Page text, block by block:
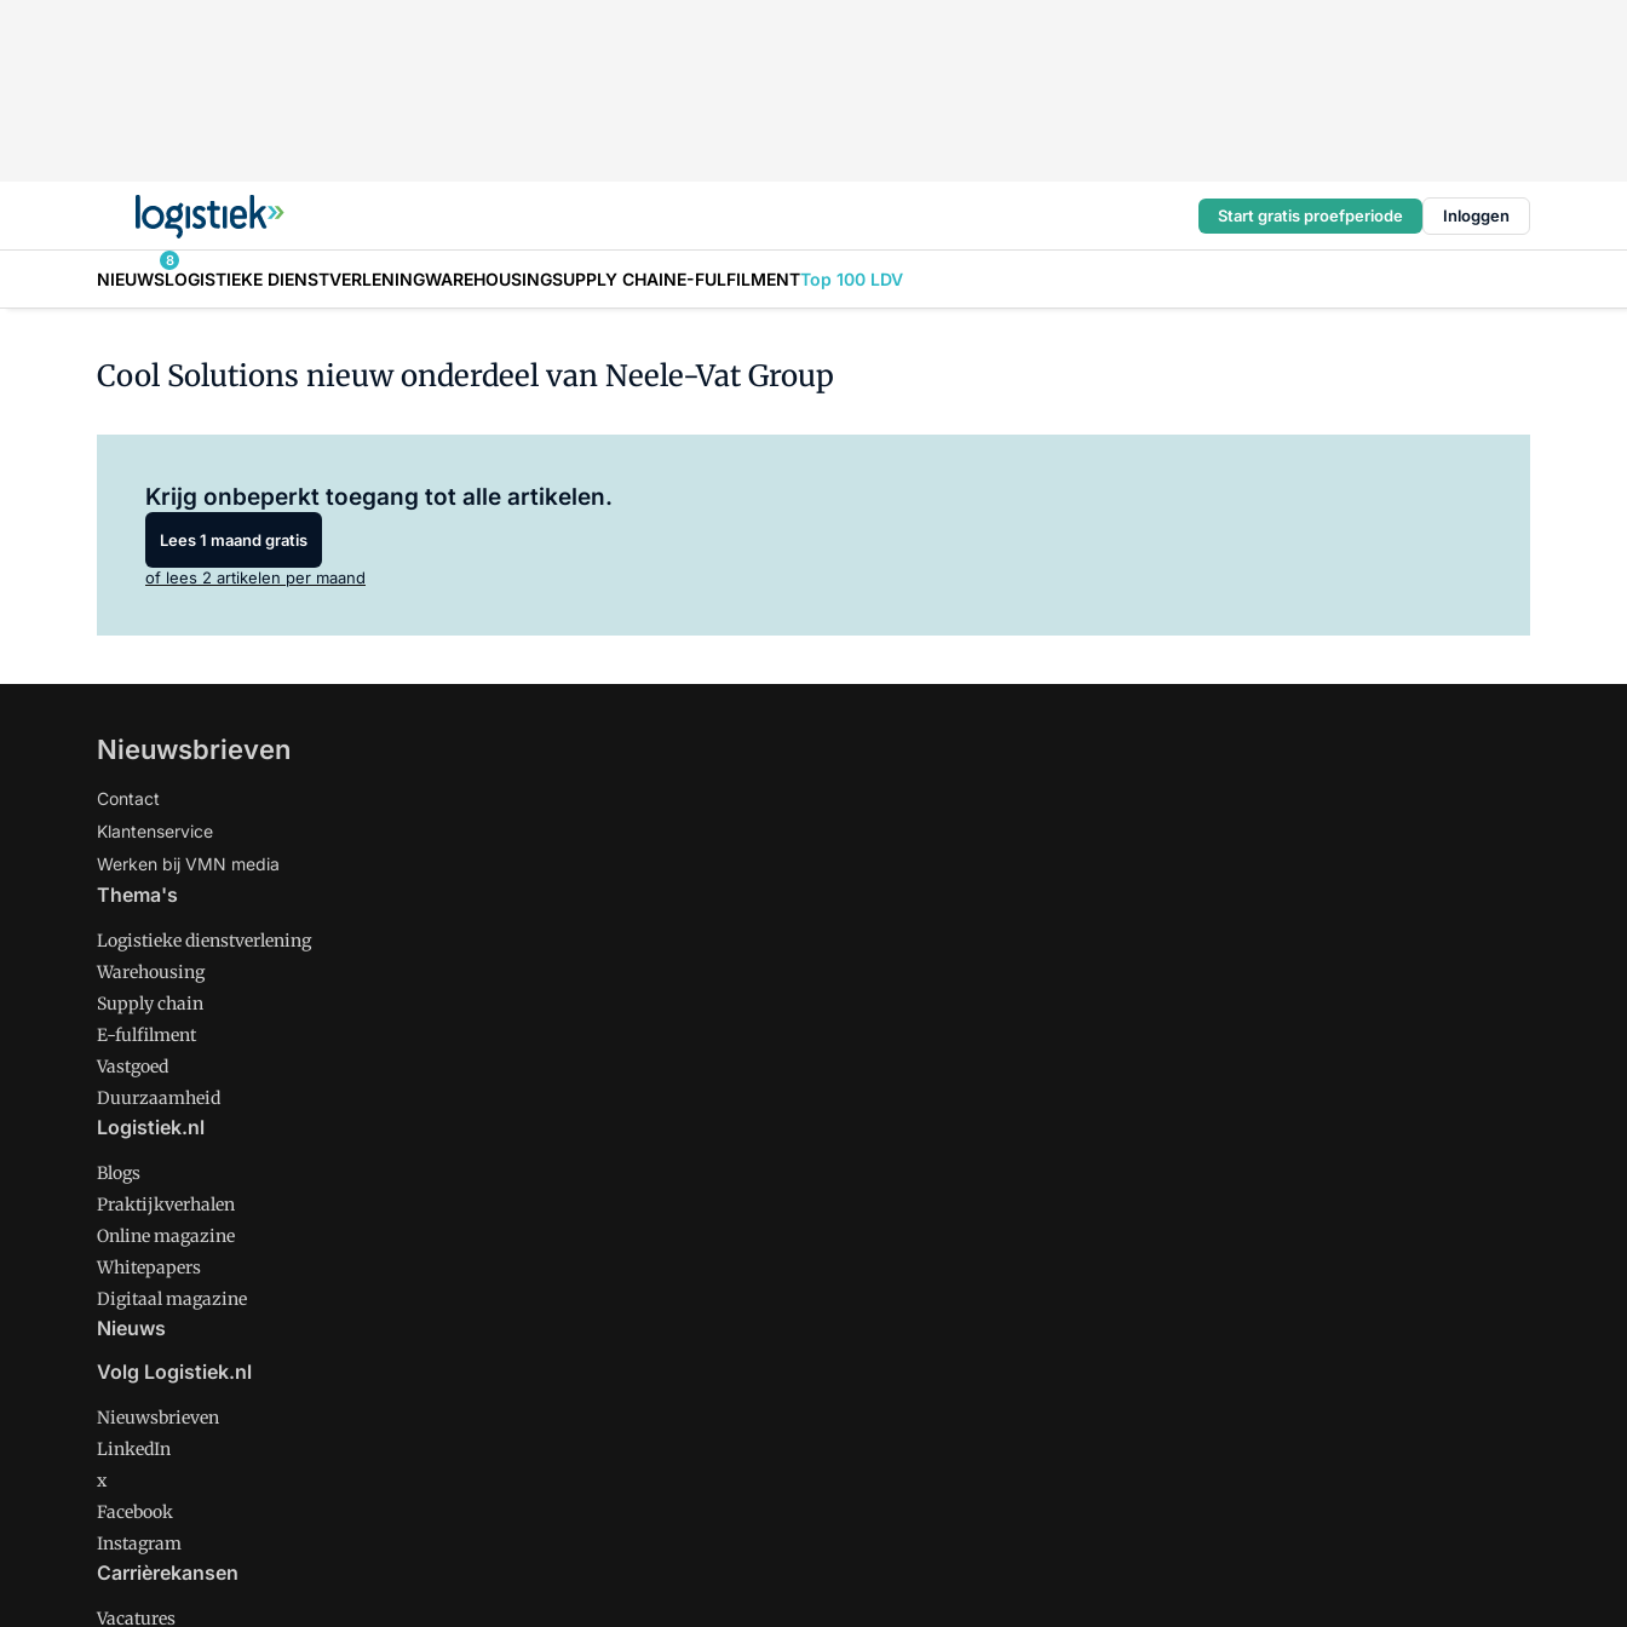
Start gratis proefperiode Inloggen
NIEUWS
8
LOGISTIEKE DIENSTVERLENINGWAREHOUSINGSUPPLY CHAINE-FULFILMENTTop 100 LDV
Cool Solutions nieuw onderdeel van Neele-Vat Group
Krijg onbeperkt toegang tot alle artikelen.
Lees 1 maand gratis
of lees 2 artikelen per maand
Nieuwsbrieven
Contact
Klantenservice
Werken bij VMN media
Thema's
Logistieke dienstverlening
Warehousing
Supply chain
E-fulfilment
Vastgoed
Duurzaamheid
Logistiek.nl
Blogs
Praktijkverhalen
Online magazine
Whitepapers
Digitaal magazine
Nieuws
Volg Logistiek.nl
Nieuwsbrieven
LinkedIn
x
Facebook
Instagram
Carrièrekansen
Vacatures